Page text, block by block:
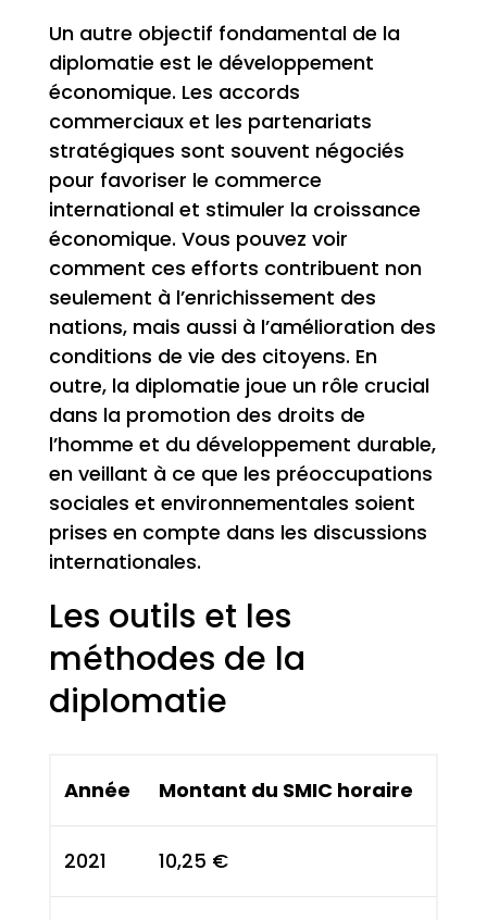
Un autre objectif fondamental de la
diplomatie est le développement
économique. Les accords
commerciaux et les partenariats
stratégiques sont souvent négociés
pour favoriser le commerce
international et stimuler la croissance
économique. Vous pouvez voir
comment ces efforts contribuent non
seulement à l’enrichissement des
nations, mais aussi à l’amélioration des
conditions de vie des citoyens. En
outre, la diplomatie joue un rôle crucial
dans la promotion des droits de
l’homme et du développement durable,
en veillant à ce que les préoccupations
sociales et environnementales soient
prises en compte dans les discussions
internationales.
Les outils et les
méthodes de la
diplomatie
Année Montant du SMIC horaire
2021 10,25 €